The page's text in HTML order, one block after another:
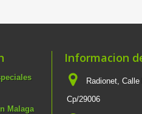
Malaga
Informacion
Radionet,
Cp/29006